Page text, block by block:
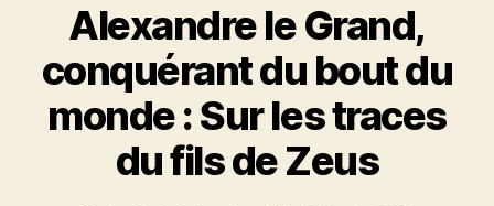
Alexandre le Grand,
conquérant du bout du
monde : Sur les traces
du fils de Zeus